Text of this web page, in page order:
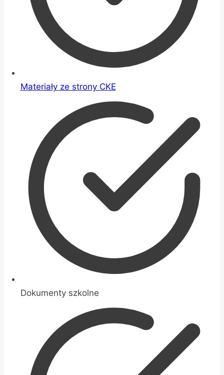
Materiały ze strony CKE
Dokumenty szkolne